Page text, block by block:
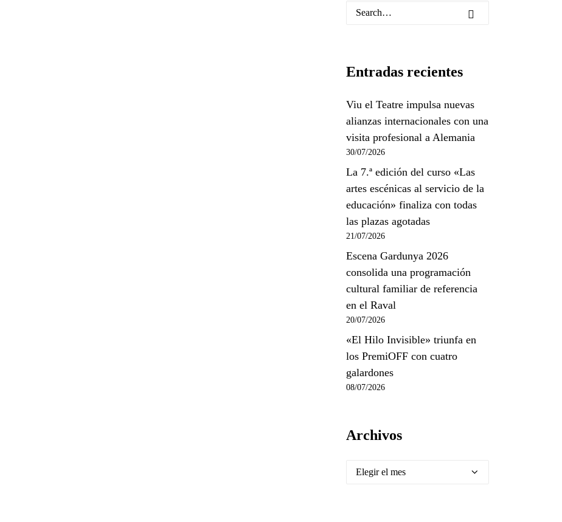
Entradas recientes
Viu el Teatre impulsa nuevas
alianzas internacionales con una
visita profesional a Alemania
30/07/2026
La 7.ª edición del curso «Las
artes escénicas al servicio de la
educación» finaliza con todas
las plazas agotadas
21/07/2026
Escena Gardunya 2026
consolida una programación
cultural familiar de referencia
en el Raval
20/07/2026
«El Hilo Invisible» triunfa en
los PremiOFF con cuatro
galardones
08/07/2026
Archivos
Archivos